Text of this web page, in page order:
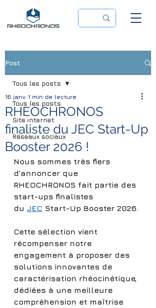
Post
Tous les posts
Site internet
Réseaux sociaux
Tous les posts
RHEOCHRONOS
finaliste du JEC Start-Up
Booster 2026 !
16 janv. 1 min de lecture
Nous sommes très fiers
d’annoncer que
RHEOCHRONOS fait partie des
start-ups finalistes
du JEC Start-Up Booster 2026.
Cette sélection vient
récompenser notre
engagement à proposer des
solutions innovantes de
caractérisation rhéocinétique,
dédiées à une meilleure
compréhension et maîtrise